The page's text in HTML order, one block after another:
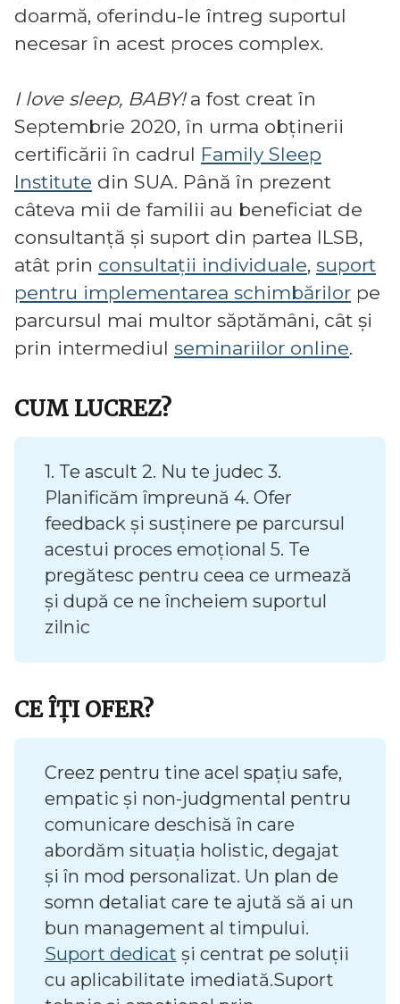
doarmă, oferindu-le întreg suportul
necesar în acest proces complex.
I love sleep, BABY!a fost creat în
Septembrie 2020, în urma obținerii
certificării în cadrul Family Sleep
Institute din SUA. Până în prezent
câteva mii de familii au beneficiat de
consultanță și suport din partea ILSB,
atât prin consultații individuale, suport
pentru implementarea schimbărilor pe
parcursul mai multor săptămâni, cât și
prin intermediul seminariilor online.
CUM LUCREZ?
1. Te ascult 2. Nu te judec 3.
Planificăm împreună 4. Ofer
feedback și susținere pe parcursul
acestui proces emoțional 5. Te
pregătesc pentru ceea ce urmează
și după ce ne încheiem suportul
zilnic
CE ÎȚI OFER?
Creez pentru tine acel spațiu safe,
empatic și non-judgmental pentru
comunicare deschisă în care
abordăm situația holistic, degajat
și în mod personalizat. Un plan de
somn detaliat care te ajută să ai un
bun management al timpului.
Suport dedicat și centrat pe soluții
cu aplicabilitate imediată.Suport